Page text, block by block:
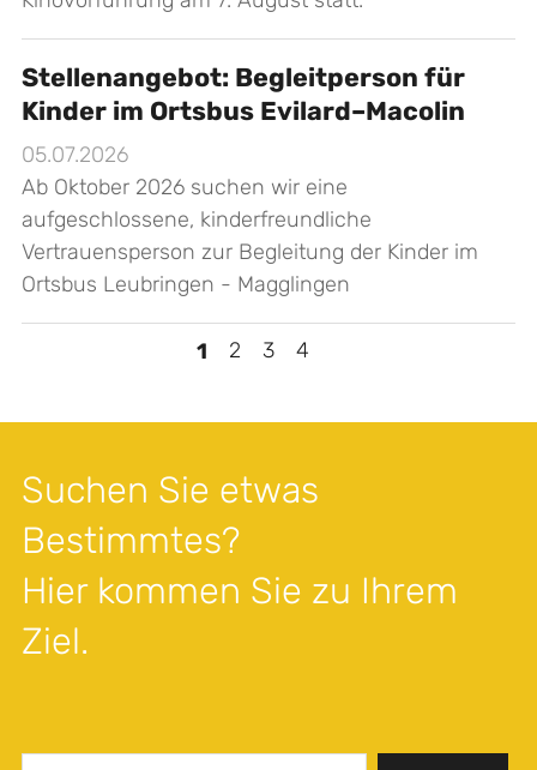
Stellenangebot: Begleitperson für
Kinder im Ortsbus Evilard–Macolin
05.07.2026
Ab Oktober 2026 suchen wir eine
aufgeschlossene, kinderfreundliche
Vertrauensperson zur Begleitung der Kinder im
Ortsbus Leubringen - Magglingen
1 2 3 4
Suchen Sie etwas
Bestimmtes?
Hier kommen Sie zu Ihrem
Ziel.